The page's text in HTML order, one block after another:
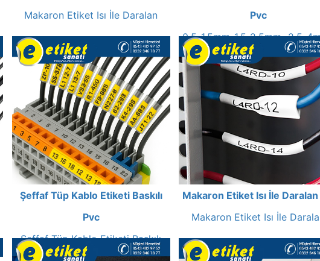
Makaron Etiket Isı İle Daralan
Pvc
0,5-1,5mm-1,5-2,5mm -2,5-
6-10mm-16-25mm kablolar
Şeffaf Tüp Kablo Etiketi Baskılı
Pvc
Şeffaf Tüp Kablo Etiketi Baskılı
Makaron Etiket Isı İle
Makaron Etiket Isı İle